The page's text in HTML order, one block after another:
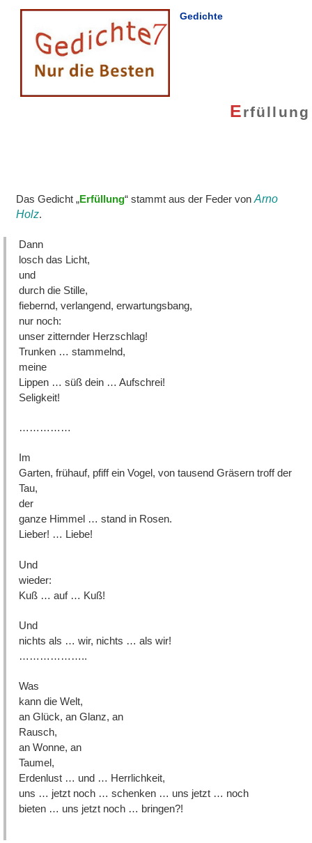
Gedichte
Erfüllung
Das Gedicht „Erfüllung“ stammt aus der Feder vonArno
Holz.
Dann
losch das Licht,
und
durch die Stille,
fiebernd, verlangend, erwartungsbang,
nur noch:
unser zitternder Herzschlag!
Trunken … stammelnd,
meine
Lippen … süß dein … Aufschrei!
Seligkeit!
……………
Im
Garten, frühauf, pfiff ein Vogel, von tausend Gräsern troff der
Tau,
der
ganze Himmel … stand in Rosen.
Lieber! … Liebe!
Und
wieder:
Kuß … auf … Kuß!
Und
nichts als … wir, nichts … als wir!
………………..
Was
kann die Welt,
an Glück, an Glanz, an
Rausch,
an Wonne, an
Taumel,
Erdenlust … und … Herrlichkeit,
uns … jetzt noch … schenken … uns jetzt … noch
bieten … uns jetzt noch … bringen?!